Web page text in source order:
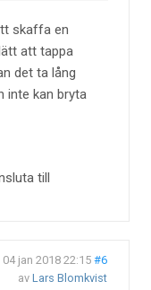
skaffa en
att tappa
det ta lång
inte kan bryta
till
04 jan 2018 22:15 #6
av Lars Blomkvist